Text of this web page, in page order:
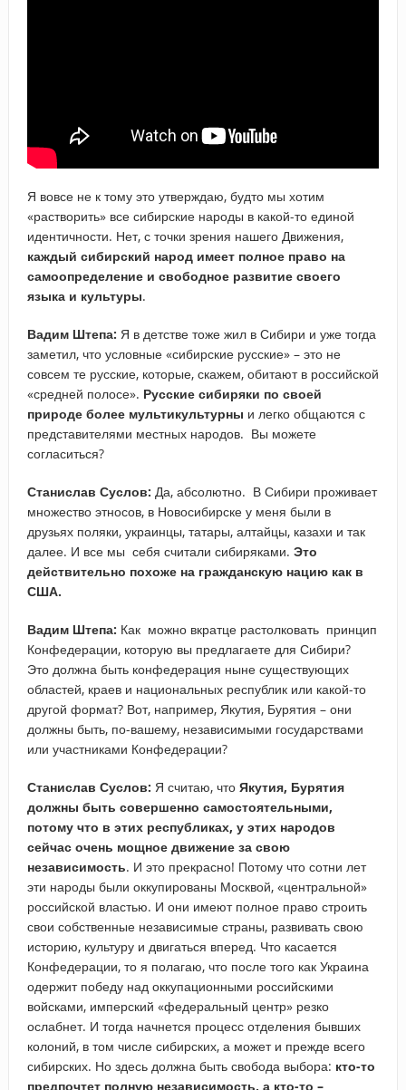
Я вовсе не к тому это утверждаю, будто мы хотим
«растворить» все сибирские народы в какой-то единой
идентичности. Нет, с точки зрения нашего Движения,
каждый сибирский народ имеет полное право на
самоопределение и свободное развитие своего
языка и культуры.
Вадим Штепа: Я в детстве тоже жил в Сибири и уже тогда
заметил, что условные «сибирские русские» – это не
совсем те русские, которые, скажем, обитают в российской
«средней полосе». Русские сибиряки по своей
природе более мультикультурны и легко общаются с
представителями местных народов. Вы можете
согласиться?
Станислав Суслов: Да, абсолютно. В Сибири проживает
множество этносов, в Новосибирске у меня были в
друзьях поляки, украинцы, татары, алтайцы, казахи и так
далее. И все мы себя считали сибиряками. Это
действительно похоже на гражданскую нацию как в
США.
Вадим Штепа: Как можно вкратце растолковать принцип
Конфедерации, которую вы предлагаете для Сибири?
Это должна быть конфедерация ныне существующих
областей, краев и национальных республик или какой-то
другой формат? Вот, например, Якутия, Бурятия – они
должны быть, по-вашему, независимыми государствами
или участниками Конфедерации?
Станислав Суслов: Я считаю, что Якутия, Бурятия
должны быть совершенно самостоятельными,
потому что в этих республиках, у этих народов
сейчас очень мощное движение за свою
независимость. И это прекрасно! Потому что сотни лет
эти народы были оккупированы Москвой, «центральной»
российской властью. И они имеют полное право строить
свои собственные независимые страны, развивать свою
историю, культуру и двигаться вперед. Что касается
Конфедерации, то я полагаю, что после того как Украина
одержит победу над оккупационными российскими
войсками, имперский «федеральный центр» резко
ослабнет. И тогда начнется процесс отделения бывших
колоний, в том числе сибирских, а может и прежде всего
сибирских. Но здесь должна быть свобода выбора: кто-то
предпочтет полную независимость, а кто-то –